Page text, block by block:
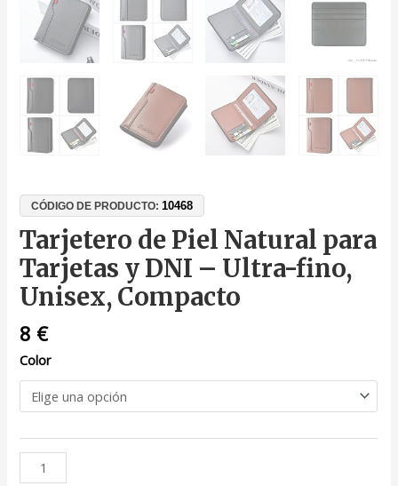
CÓDIGO DE PRODUCTO:10468
Tarjetero de Piel Natural para
Tarjetas y DNI – Ultra-fino,
Unisex, Compacto
8 €
Color